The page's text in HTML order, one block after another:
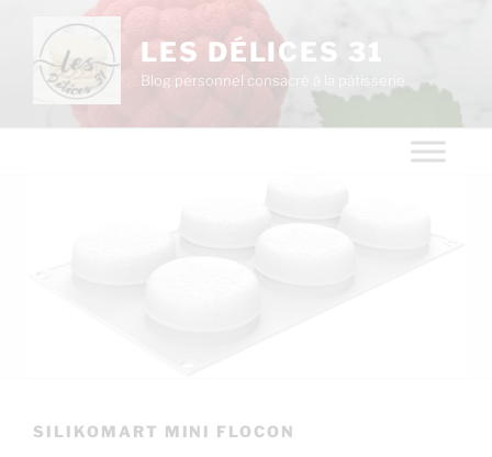
LES DÉLICES 31
Blog personnel consacré à la pâtisserie
SILIKOMART MINI FLOCON